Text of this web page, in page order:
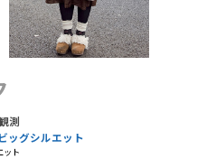
測
ッグシルエット
ット